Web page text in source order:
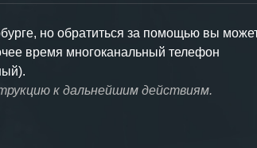
но обратиться за помощью вы
время многоканальный телефон
к дальнейшим действиям.